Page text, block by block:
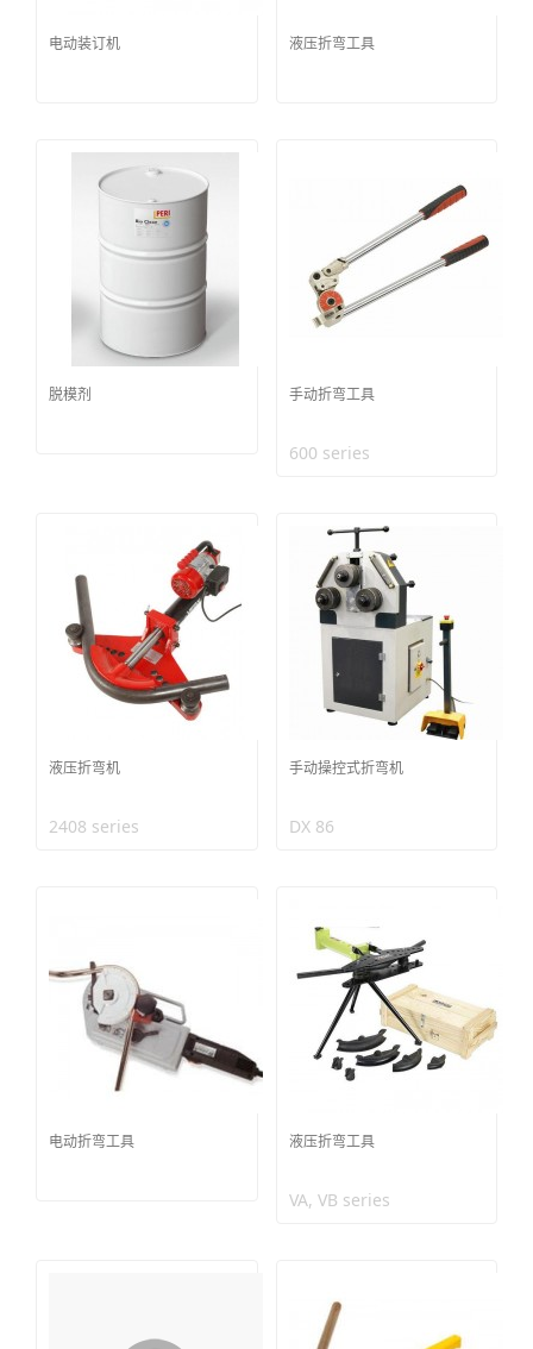
电动装订机 液压折弯工具
脱模剂 手动折弯工具
600 series
液压折弯机
2408 series
手动操控式折弯机
DX 86
电动折弯工具 液压折弯工具
VA, VB series